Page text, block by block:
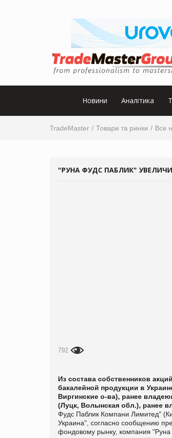
Новини Аналітика
TradeMaster Товари та ринки Все
"РУНА ФУДС ПАБЛИК"
792
Из состава собственников
бакалейной продукции в
Виргинские о-ва), ранее
(Луцк, Волынская обл.), ранее
Фудс Паблик Компани Лимитед"
Украина", согласно сообщению
фондовому рынку, компания